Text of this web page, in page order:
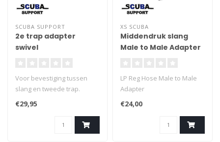
SCUBA SUPPORT
2e trap adapter
swivel
Voor bevestiging tussen
slang en tweede trap.
Bevorderd een perfecte
hoek tussen
ademauomtaat en de
mond, geeft comfort en gaat
€29,95
XS SCUBA
Middendruk slang
Male to Male Adapter
LP Reg Hose Male to Male
Adapter
€24,00